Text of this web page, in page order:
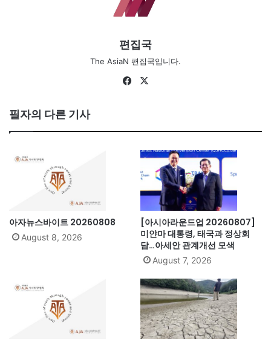
편집국
The AsiaN 편집국입니다.
Facebook
필자의 다른 기사
아자뉴스바이트 20260808
August 8, 2026
[아시아라운드업 20260807]
미얀마 대통령, 태국과 정상회
담…아세안 관계개선 모색
August 7, 2026